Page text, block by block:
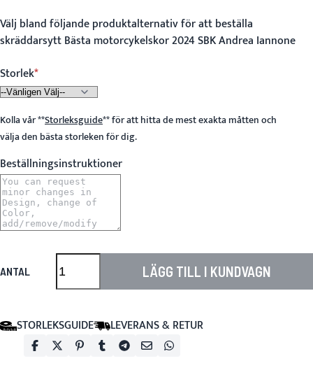
Välj bland följande produktalternativ för att beställa
skräddarsytt Bästa motorcykelskor 2024 SBK Andrea Iannone
Storlek
Kolla vår**Storleksguide**för att hitta de mest exakta måtten och
välja den bästa storleken för dig.
Beställningsinstruktioner
ANTAL LÄGG TILL I KUNDVAGN
STORLEKSGUIDE LEVERANS & RETUR